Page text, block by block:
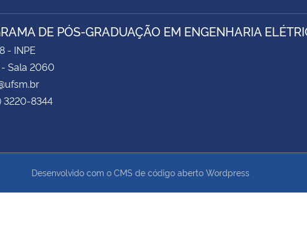
DE PÓS-GRADUAÇÃO EM ENGENHARIA
- INPE
- Sala 2060
3220-8344
Desenvolvido com o CMS de código aberto Wordpress